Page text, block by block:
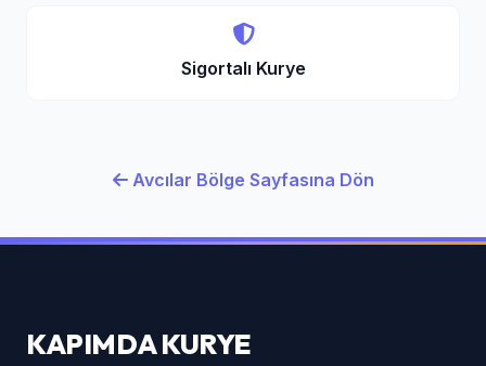
Sigortalı Kurye
Avcılar Bölge Sayfasına Dön
KAPIMDA KURYE